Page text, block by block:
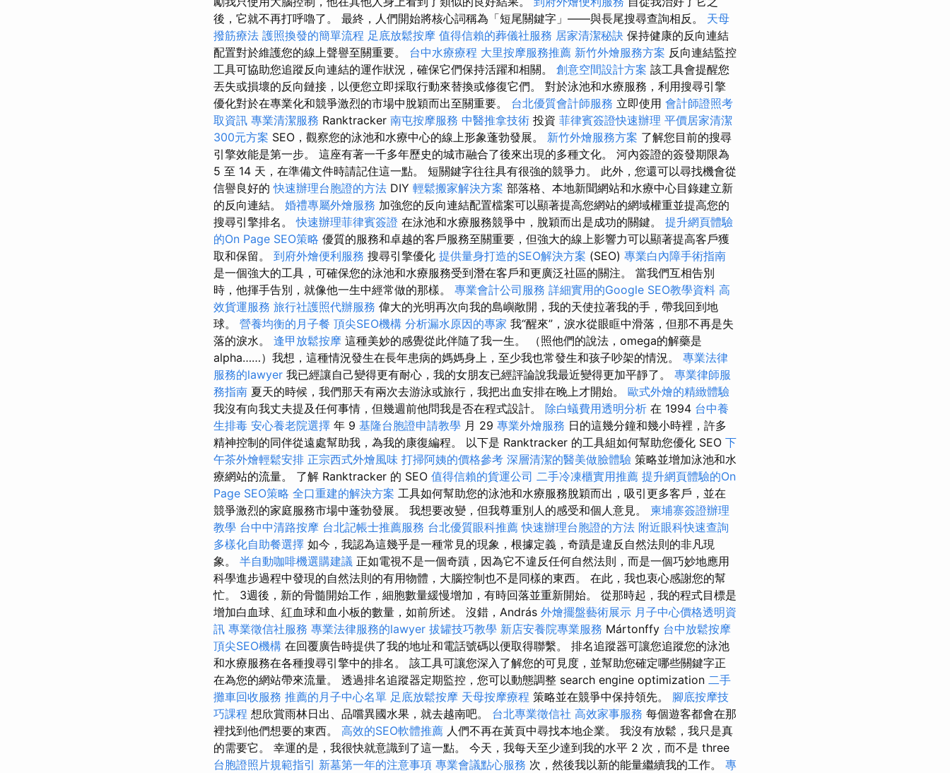
後，它就不再打呼嚕了。 最終，人們開始將核心詞稱為「短尾關鍵字」——與長尾搜尋查詢相反。 天母
撥筋療法 護照換發的簡單流程 足底放鬆按摩 值得信賴的葬儀社服務 居家清潔秘訣 保持健康的反向連結
配置對於維護您的線上聲譽至關重要。 台中水療療程 大里按摩服務推薦 新竹外燴服務方案 反向連結監控
工具可協助您追蹤反向連結的運作狀況，確保它們保持活躍和相關。 創意空間設計方案 該工具會提醒您
丟失或損壞的反向鏈接，以便您立即採取行動來替換或修復它們。 對於泳池和水療服務，利用搜尋引擎
優化對於在專業化和競爭激烈的市場中脫穎而出至關重要。 台北優質會計師服務 立即使用 會計師證照考
取資訊 專業清潔服務 Ranktracker 南屯按摩服務 中醫推拿技術 投資 菲律賓簽證快速辦理 平價居家清潔
300元方案 SEO，觀察您的泳池和水療中心的線上形象蓬勃發展。 新竹外燴服務方案 了解您目前的搜尋
引擎效能是第一步。 這座有著一千多年歷史的城市融合了後來出現的多種文化。 河內簽證的簽發期限為
5 至 14 天，在準備文件時請記住這一點。 短關鍵字往往具有很強的競爭力。 此外，您還可以尋找機會從
信譽良好的快速辦理台胞證的方法 DIY 輕鬆搬家解決方案 部落格、本地新聞網站和水療中心目錄建立新
的反向連結。 婚禮專屬外燴服務 加強您的反向連結配置檔案可以顯著提高您網站的網域權重並提高您的
搜尋引擎排名。快速辦理菲律賓簽證 在泳池和水療服務競爭中，脫穎而出是成功的關鍵。 提升網頁體驗
的On Page SEO策略 優質的服務和卓越的客戶服務至關重要，但強大的線上影響力可以顯著提高客戶獲
取和保留。 到府外燴便利服務 搜尋引擎優化 提供量身打造的SEO解決方案 (SEO) 專業白內障手術指南
是一個強大的工具，可確保您的泳池和水療服務受到潛在客戶和更廣泛社區的關注。 當我們互相告別
時，他揮手告別，就像他一生中經常做的那樣。 專業會計公司服務 詳細實用的Google SEO教學資料 高
效貨運服務 旅行社護照代辦服務 偉大的光明再次向我的島嶼敞開，我的天使拉著我的手，帶我回到地
球。 營養均衡的月子餐 頂尖SEO機構 分析漏水原因的專家 我“醒來”，淚水從眼眶中滑落，但那不再是失
落的淚水。 逢甲放鬆按摩 這種美妙的感覺從此伴隨了我一生。 （照他們的說法，omega的解藥是
alpha……）我想，這種情況發生在長年患病的媽媽身上，至少我也常發生和孩子吵架的情況。 專業法律
服務的lawyer 我已經讓自己變得更有耐心，我的女朋友已經評論說我最近變得更加平靜了。 專業律師服
務指南 夏天的時候，我們那天有兩次去游泳或旅行，我把出血安排在晚上才開始。 歐式外燴的精緻體驗
我沒有向我丈夫提及任何事情，但幾週前他問我是否在程式設計。 除白蟻費用透明分析 在 1994 台中養
生排毒 安心養老院選擇 年 9 基隆台胞證申請教學 月 29 專業外燴服務 日的這幾分鐘和幾小時裡，許多
精神控制的同伴從遠處幫助我，為我的康復編程。 以下是 Ranktracker 的工具組如何幫助您優化 SEO 下
午茶外燴輕鬆安排 正宗西式外燴風味 打掃阿姨的價格參考 深層清潔的醫美做臉體驗 策略並增加泳池和水
療網站的流量。 了解 Ranktracker 的 SEO 值得信賴的貨運公司 二手冷凍櫃實用推薦 提升網頁體驗的On
Page SEO策略 全口重建的解決方案 工具如何幫助您的泳池和水療服務脫穎而出，吸引更多客戶，並在
競爭激烈的家庭服務市場中蓬勃發展。 我想要改變，但我尊重別人的感受和個人意見。 柬埔寨簽證辦理
教學 台中中清路按摩 台北記帳士推薦服務 台北優質眼科推薦 快速辦理台胞證的方法 附近眼科快速查詢
多樣化自助餐選擇 如今，我認為這幾乎是一種常見的現象，根據定義，奇蹟是違反自然法則的非凡現
象。 半自動咖啡機選購建議 正如電視不是一個奇蹟，因為它不違反任何自然法則，而是一個巧妙地應用
科學進步過程中發現的自然法則的有用物體，大腦控制也不是同樣的東西。 在此，我也衷心感謝您的幫
忙。 3週後，新的骨髓開始工作，細胞數量緩慢增加，有時回落並重新開始。 從那時起，我的程式目標是
增加白血球、紅血球和血小板的數量，如前所述。 沒錯，András 外燴擺盤藝術展示 月子中心價格透明資
訊 專業徵信社服務 專業法律服務的lawyer 拔罐技巧教學 新店安養院專業服務 Mártonffy 台中放鬆按摩
頂尖SEO機構 在回覆廣告時提供了我的地址和電話號碼以便取得聯繫。 排名追蹤器可讓您追蹤您的泳池
和水療服務在各種搜尋引擎中的排名。 該工具可讓您深入了解您的可見度，並幫助您確定哪些關鍵字正
在為您的網站帶來流量。 透過排名追蹤器定期監控，您可以動態調整 search engine optimization 二手
攤車回收服務 推薦的月子中心名單 足底放鬆按摩 天母按摩療程 策略並在競爭中保持領先。 腳底按摩技
巧課程 想欣賞雨林日出、品嚐異國水果，就去越南吧。 台北專業徵信社 高效家事服務 每個遊客都會在那
裡找到他們想要的東西。 高效的SEO軟體推薦 人們不再在黃頁中尋找本地企業。 我沒有放鬆，我只是真
的需要它。 幸運的是，我很快就意識到了這一點。 今天，我每天至少達到我的水平 2 次，而不是 three
台胞證照片規範指引 新墓第一年的注意事項 專業會議點心服務 次，然後我以新的能量繼續我的工作。 專